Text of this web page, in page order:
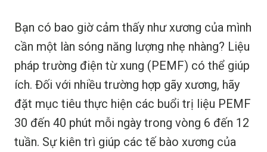
Bạn có bao giờ cảm thấy như xương của mình
cần một làn sóng năng lượng nhẹ nhàng? Liệu
pháp trường điện từ xung (PEMF) có thể giúp
ích. Đối với nhiều trường hợp gãy xương, hãy
đặt mục tiêu thực hiện các buổi trị liệu PEMF
30 đến 40 phút mỗi ngày trong vòng 6 đến 12
tuần. Sự kiên trì giúp các tế bào xương của